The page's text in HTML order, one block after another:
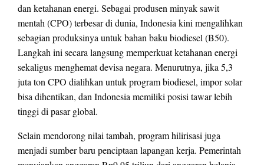
dan ketahanan energi. Sebagai produsen minyak sawit
mentah (CPO) terbesar di dunia, Indonesia kini mengalihkan
sebagian produksinya untuk bahan baku biodiesel (B50).
Langkah ini secara langsung memperkuat ketahanan energi
sekaligus menghemat devisa negara. Menurutnya, jika 5,3
juta ton CPO dialihkan untuk program biodiesel, impor solar
bisa dihentikan, dan Indonesia memiliki posisi tawar lebih
tinggi di pasar global.
Selain mendorong nilai tambah, program hilirisasi juga
menjadi sumber baru penciptaan lapangan kerja. Pemerintah